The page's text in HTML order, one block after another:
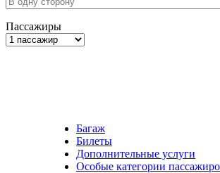
Пассажиры
Багаж
Билеты
Дополнительные услуги
Особые категории